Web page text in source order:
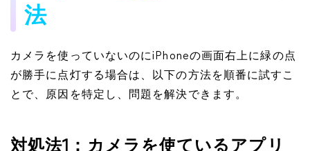
法
カメラを使っていないのにiPhoneの画面右上に緑の点
が勝手に点灯する場合は、以下の方法を順番に試すこ
とで、原因を特定し、問題を解決できます。
対処法1：カメラを使ているアプリ